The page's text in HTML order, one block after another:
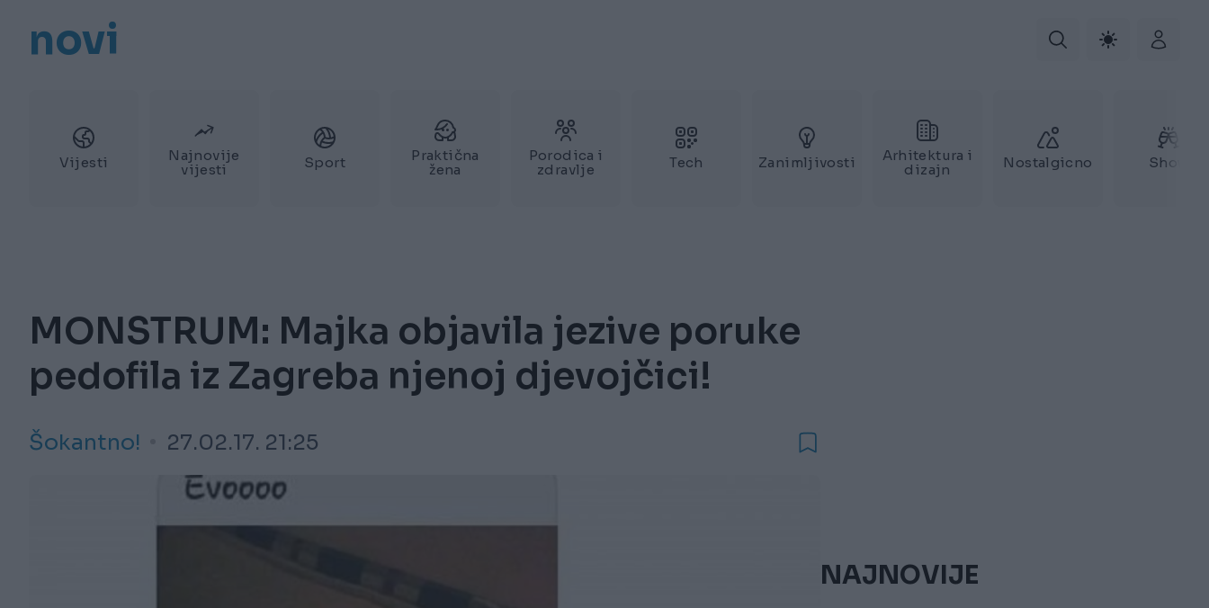
novi
Vijesti
Najnovije
vijesti
Sport
Praktična
žena
Porodica i
zdravlje
Tech Zanimljivosti
Arhitektura i
dizajn
Nostalgicno Show
MONSTRUM: Majka objavila jezive poruke
pedofila iz Zagreba njenoj djevojčici!
Šokantno! 27.02.17. 21:25
NAJNOVIJE